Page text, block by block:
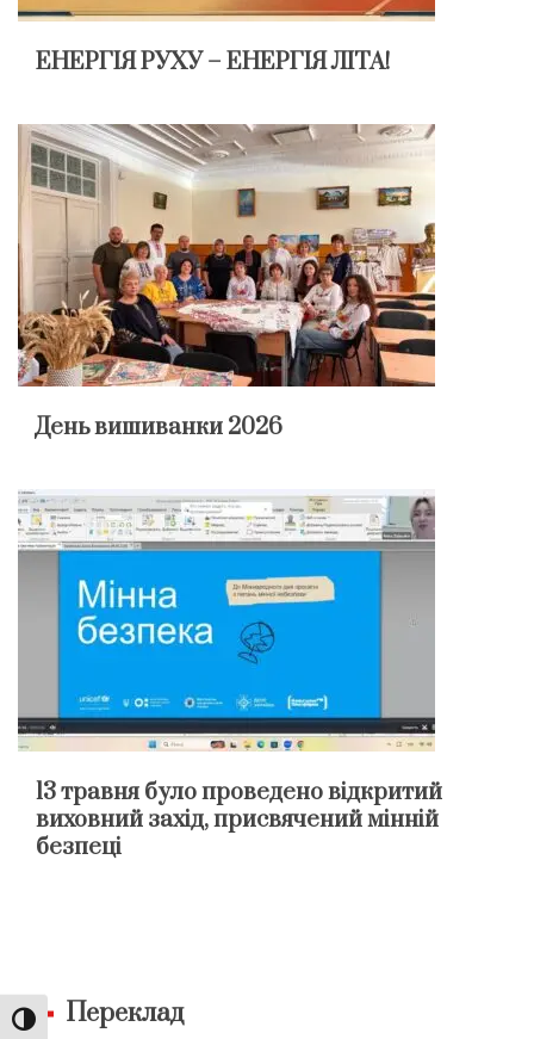
Toggle High Contrast
ЕНЕРГІЯ РУХУ – ЕНЕРГІЯ ЛІТА!
День вишиванки 2026
13 травня було проведено відкритий
виховний захід, присвячений мінній
безпеці
Переклад